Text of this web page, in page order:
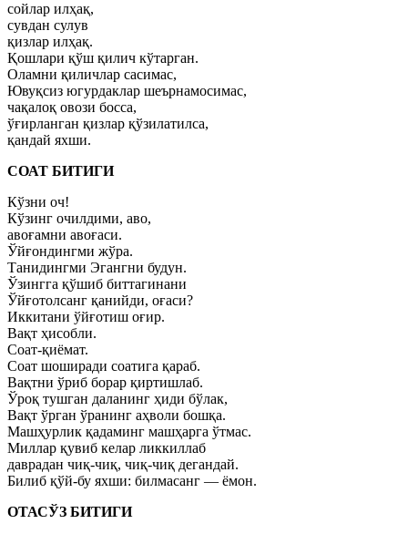
сойлар илҳақ,
сувдан сулув
қизлар илҳақ.
Қошлари қўш қилич кўтарган.
Оламни қиличлар сасимас,
Ювуқсиз югурдаклар шеърнамосимас,
чақалоқ овози босса,
ўғирланган қизлар қўзилатилса,
қандай яхши.
СОАТ БИТИГИ
Кўзни оч!
Кўзинг очилдими, аво,
авоғамни авоғаси.
Ўйғондингми жўра.
Танидингми Эгангни будун.
Ўзингга қўшиб биттагинани
Ўйғотолсанг қанийди, оғаси?
Иккитани ўйғотиш оғир.
Вақт ҳисобли.
Соат-қиёмат.
Соат шоширади соатига қараб.
Вақтни ўриб борар қиртишлаб.
Ўроқ тушган даланинг ҳиди бўлак,
Вақт ўрган ўранинг аҳволи бошқа.
Машҳурлик қадаминг машҳарга ўтмас.
Миллар қувиб келар ликкиллаб
даврадан чиқ-чиқ, чиқ-чиқ дегандай.
Билиб қўй-бу яхши: билмасанг — ёмон.
ОТАСЎЗ БИТИГИ